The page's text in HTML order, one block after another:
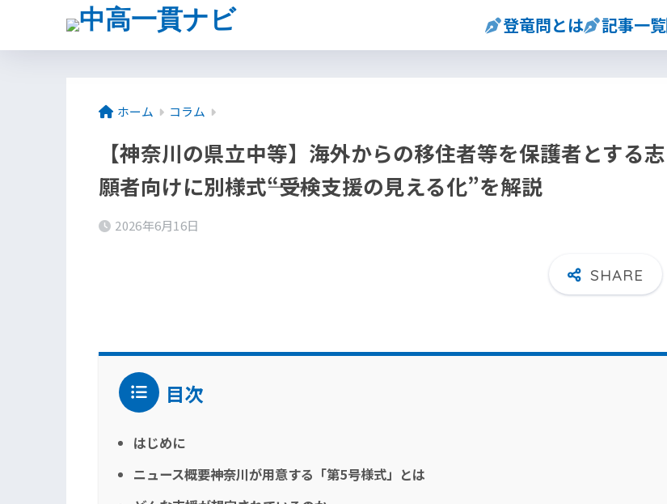
登竜問とは 記事一覧
ホーム コラム
【神奈川の県立中等】海外からの移住者等を保護者とする志
願者向けに別様式――“受検支援の見える化”を解説
2026年6月16日
目次
はじめに
ニュース概要――神奈川が用意する「第5号様式」とは